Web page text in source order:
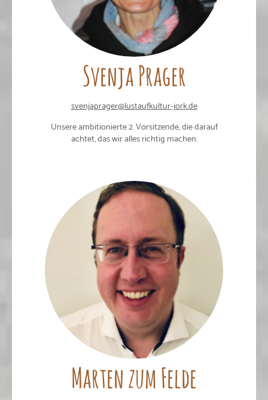
Svenja Prager
svenjaprager@lustaufkultur-jork.de
Unsere ambitionierte 2. Vorsitzende, die darauf
achtet, das wir alles richtig machen.
Marten zum Felde